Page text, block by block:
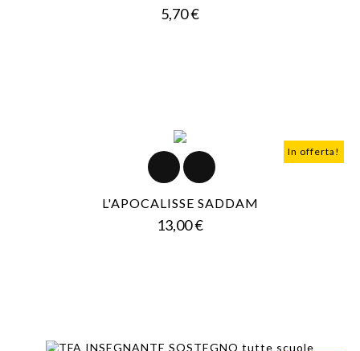
5,70 €Prezzo
In offerta!
L'APOCALISSE SADDAM
13,00 €Prezzo